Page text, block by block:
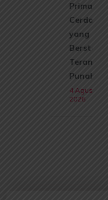
Primata
Cerdas
yang Kini
Berstatus
Terancam
Punah
4 Agustus
2026